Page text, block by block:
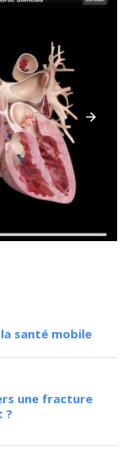
santé mobile
une fracture
?